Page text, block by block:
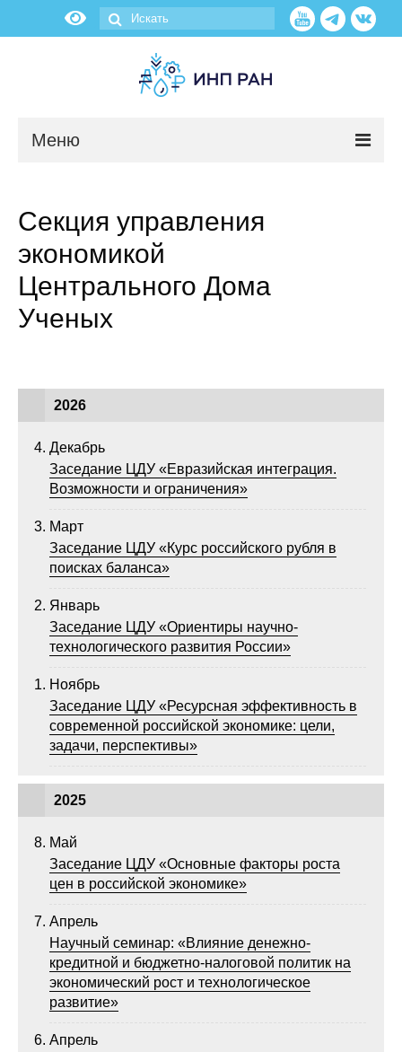
Меню
О нас
Научные подразделения
Сотрудники
Отчетность
Противодействие коррупции
Материалы для СМИ
Научная жизнь
Проблемы прогнозирования
О журнале
Номера журналов
Информация для авторов
Стандарты оформления
Научные труды
Секция управления
экономикой
Центрального Дома
Ученых
2026
Декабрь
Заседание ЦДУ «Евразийская интеграция.
Возможности и ограничения»
Март
Заседание ЦДУ «Курс российского рубля в
поисках баланса»
Январь
Заседание ЦДУ «Ориентиры научно-
технологического развития России»
Ноябрь
Заседание ЦДУ «Ресурсная эффективность в
современной российской экономике: цели,
задачи, перспективы»
2025
Май
Заседание ЦДУ «Основные факторы роста
цен в российской экономике»
Апрель
Научный семинар: «Влияние денежно-
кредитной и бюджетно-налоговой политик на
экономический рост и технологическое
развитие»
Апрель